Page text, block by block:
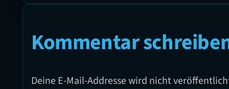
Kommentar
Deine E-Mail-Addresse wird nicht